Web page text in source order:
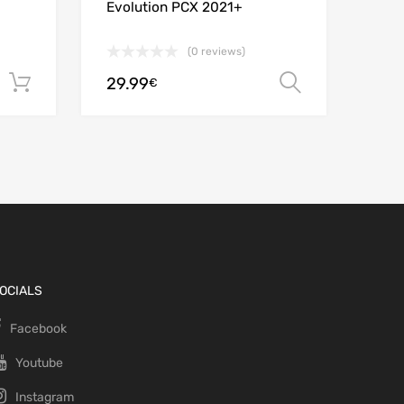
Ajouter au panier
Evolution PCX 2021+
(0 reviews)
29.99€
Facebook
Youtube
Instagram